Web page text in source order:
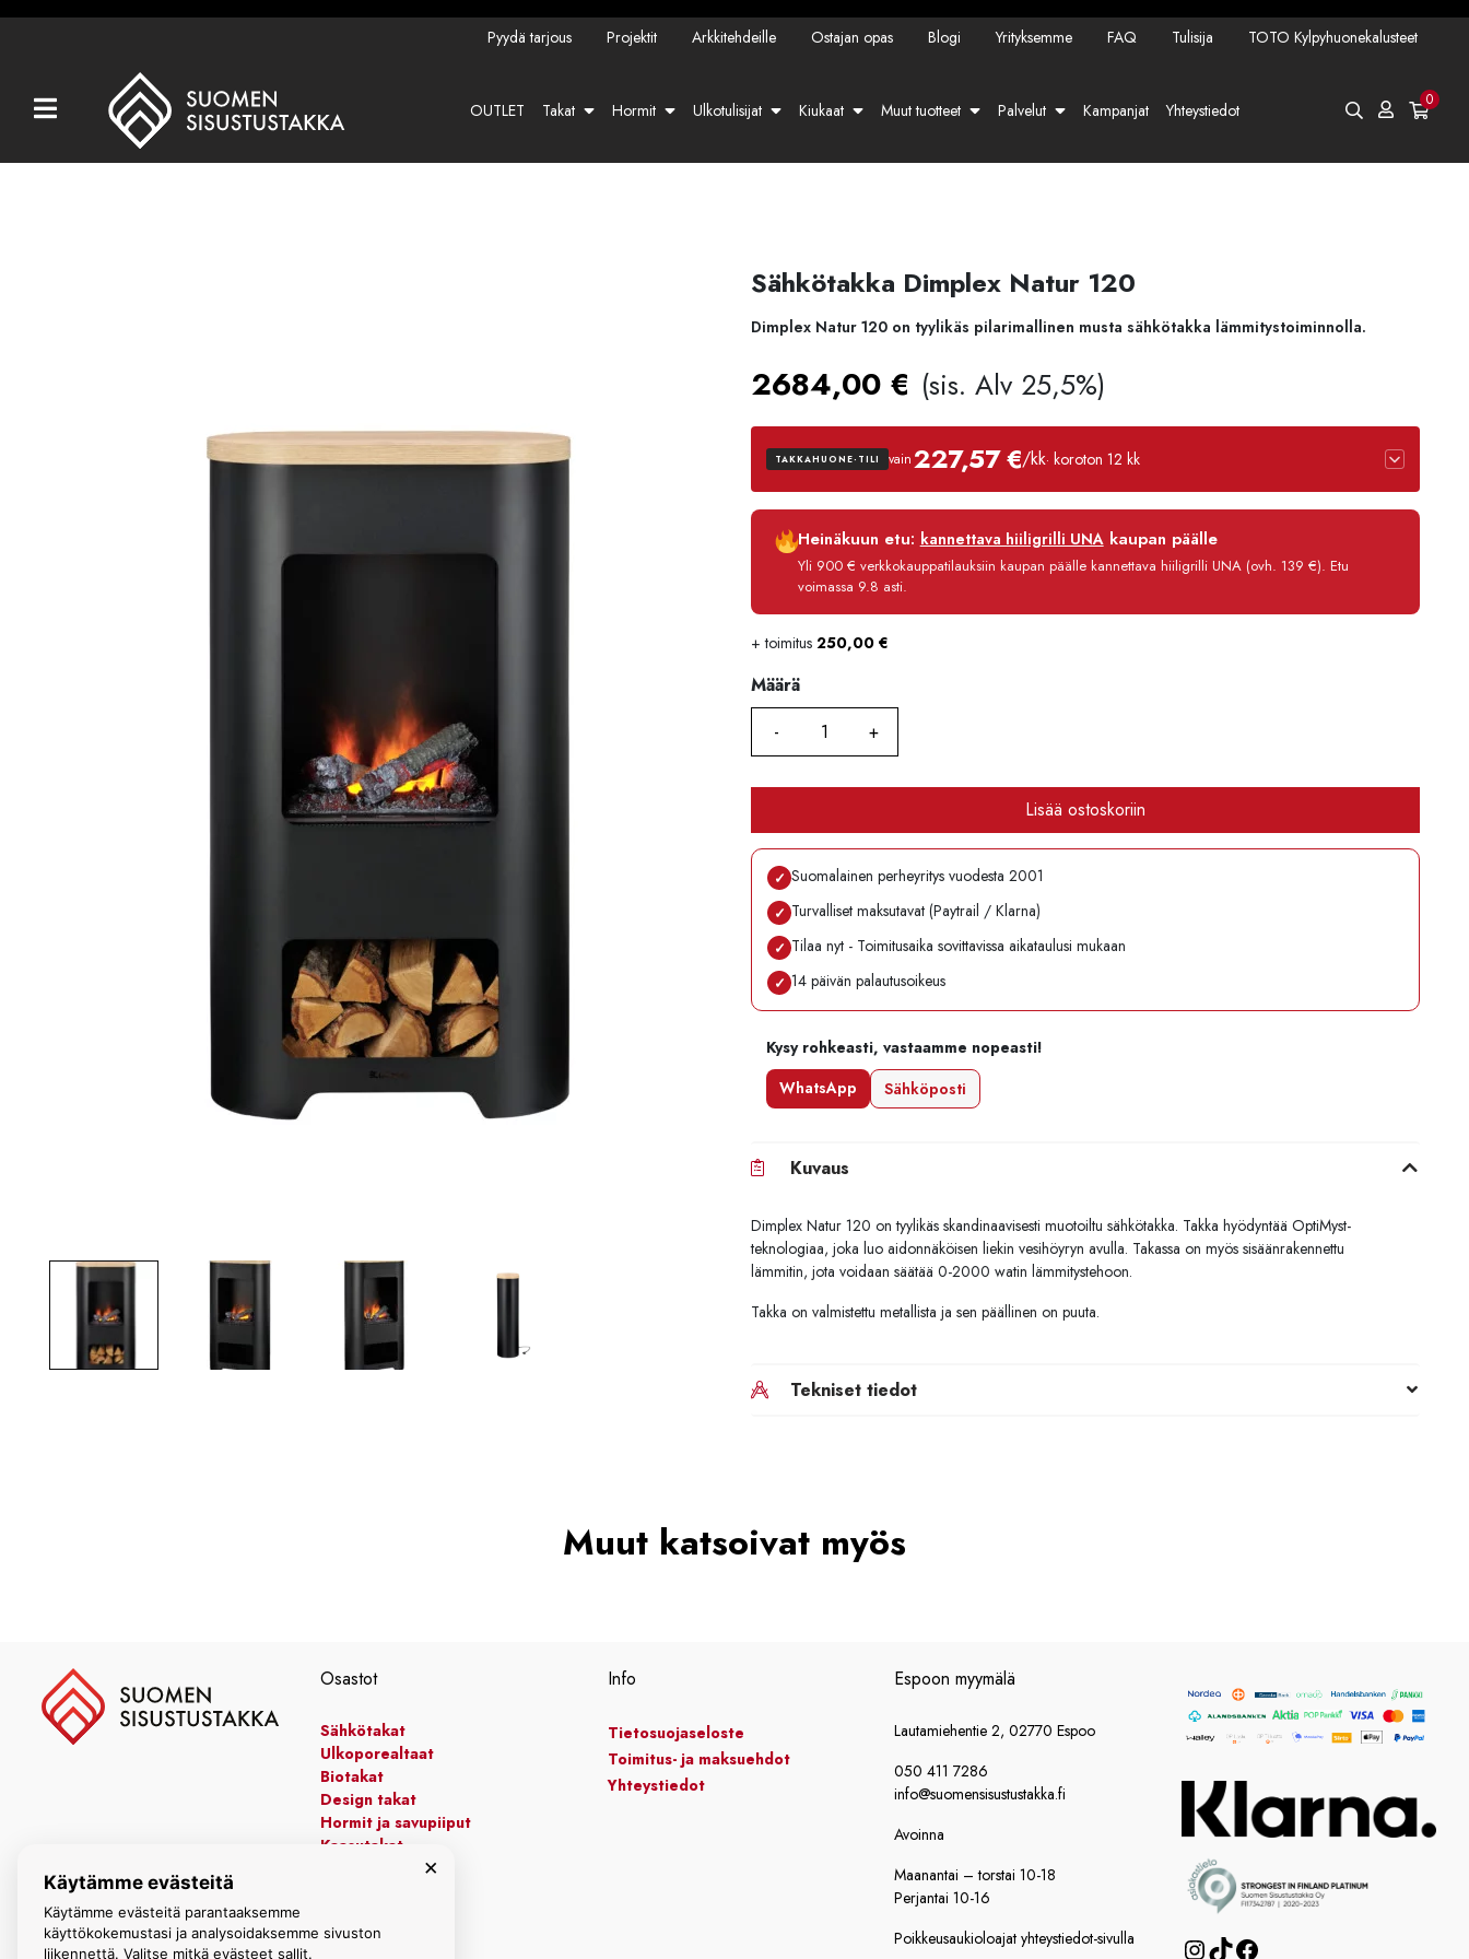
Kaikki tuotteet
Pyydä tarjous Projektit Arkkitehdeille Ostajan opas Blogi Yrityksemme FAQ Tulisija TOTO Kylpyhuonekalusteet
OUTLET Takat Hormit Ulkotulisijat Kiukaat Muut tuotteet Palvelut Kampanjat Yhteystiedot 0
Sähkötakka Dimplex Natur 120
Dimplex Natur 120 on tyylikäs pilarimallinen musta sähkötakka lämmitystoiminnolla.
2684,00 € (sis. Alv 25,5%)
TAKKAHUONE-TILI vain227,57 €/kk· koroton 12 kk
Luottoaika
Korko
Käsittelymaksu
Heinäkuun etu: kannettava hiiligrilli UNAkaupan päälle
Yli 900 € verkkokauppatilauksiin kaupan päälle kannettava hiiligrilli UNA (ovh. 139 €). Etu
voimassa 9.8 asti.
+ toimitus 250,00 €
Määrä
Määrä
Lisää ostoskoriin
✓ Suomalainen perheyritys vuodesta 2001
✓ Turvalliset maksutavat (Paytrail / Klarna)
✓ Tilaa nyt - Toimitusaika sovittavissa aikataulusi mukaan
✓ 14 päivän palautusoikeus
Kysy rohkeasti, vastaamme nopeasti!
WhatsApp
Sähköposti
Kuvaus
Dimplex Natur 120 on tyylikäs skandinaavisesti muotoiltu sähkötakka. Takka hyödyntää OptiMyst-
teknologiaa, joka luo aidonnäköisen liekin vesihöyryn avulla. Takassa on myös sisäänrakennettu
lämmitin, jota voidaan säätää 0-2000 watin lämmitystehoon.
Takka on valmistettu metallista ja sen päällinen on puuta.
Tekniset tiedot
Muut katsoivat myös
Osastot
Sähkötakat
Ulkoporealtaat
Biotakat
Design takat
Hormit ja savupiiput
Kaasutakat
Kiertoilmatakat
Info
Tietosuojaseloste
Toimitus- ja maksuehdot
Yhteystiedot
Espoon myymälä
Lautamiehentie 2, 02770 Espoo
050 411 7286
info@suomensisustustakka.fi
Avoinna
Maanantai – torstai 10-18
Perjantai 10-16
Poikkeusaukioloajat yhteystiedot-sivulla
Instagram
TikTok
×
Käytämme evästeitä
Käytämme evästeitä parantaaksemme
käyttökokemustasi ja analysoidaksemme sivuston
liikennettä. Valitse mitkä evästeet sallit.